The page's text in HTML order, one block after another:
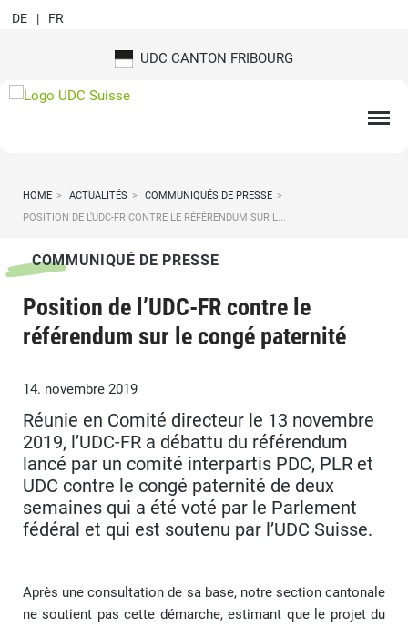
UDC CANTON FRIBOURG
DE FR
HOME > ACTUALITÉS > COMMUNIQUÉS DE PRESSE >
POSITION DE L’UDC-FR CONTRE LE RÉFÉRENDUM SUR L...
COMMUNIQUÉ DE PRESSE
Position de l’UDC-FR contre le
référendum sur le congé paternité
14. novembre 2019
Réunie en Comité directeur le 13 novembre
2019, l’UDC-FR a débattu du référendum
lancé par un comité interpartis PDC, PLR et
UDC contre le congé paternité de deux
semaines qui a été voté par le Parlement
fédéral et qui est soutenu par l’UDC Suisse.
Après une consultation de sa base, notre section cantonale
ne soutient pas cette démarche, estimant que le projet du